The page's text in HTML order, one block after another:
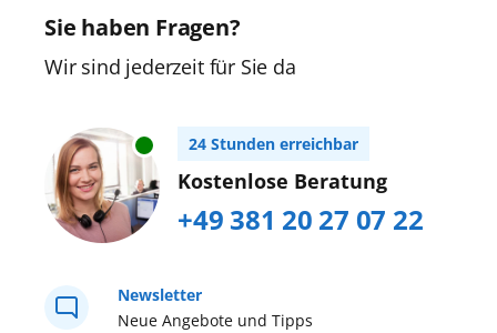
Sie haben Fragen?
Wir sind jederzeit für Sie da
24 Stunden erreichbar
Kostenlose Beratung
+49 381 20 27 07 22
Neue Angebote und Tipps
Newsletter